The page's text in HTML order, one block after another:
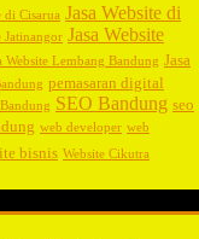
di Cisarua Jasa Website di
Jatinangor Jasa Website
Website Lembang Bandung Jasa
pemasaran digital
SEO Bandung seo
web developer web
bisnis Website Cikutra